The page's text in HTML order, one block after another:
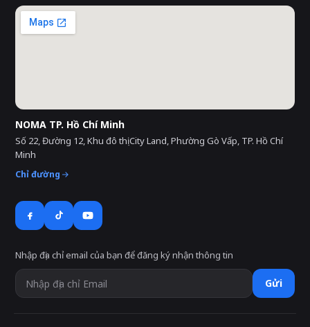
NOMA TP. Hồ Chí Minh
Số 22, Đường 12, Khu đô thị City Land, Phường Gò Vấp, TP. Hồ Chí
Minh
Chỉ đường
Nhập địa chỉ email của bạn để đăng ký nhận thông tin
Gửi